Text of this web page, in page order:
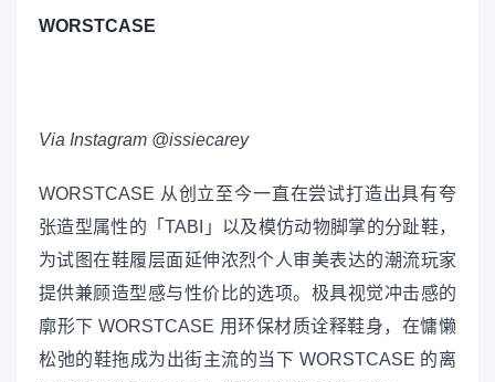
WORSTCASE
Via Instagram @issiecarey
WORSTCASE 从创立至今一直在尝试打造出具有夸
张造型属性的「TABI」以及模仿动物脚掌的分趾鞋，
为试图在鞋履层面延伸浓烈个人审美表达的潮流玩家
提供兼顾造型感与性价比的选项。极具视觉冲击感的
廓形下 WORSTCASE 用环保材质诠释鞋身，在慵懒
松弛的鞋拖成为出街主流的当下 WORSTCASE 的离